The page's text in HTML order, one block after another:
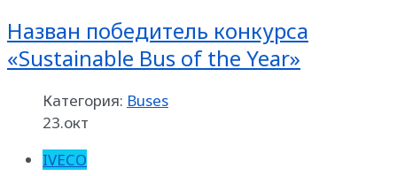
Назван победитель конкурса
«Sustainable Bus of the Year»
Категория: Buses
23.окт
IVECO